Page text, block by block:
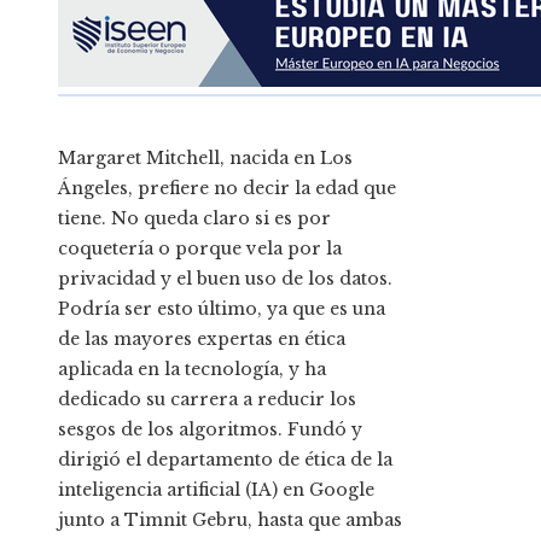
Margaret Mitchell, nacida en Los
Ángeles, prefiere no decir la edad que
tiene. No queda claro si es por
coquetería o porque vela por la
privacidad y el buen uso de los datos.
Podría ser esto último, ya que es una
de las mayores expertas en ética
aplicada en la tecnología, y ha
dedicado su carrera a reducir los
sesgos de los algoritmos. Fundó y
dirigió el departamento de ética de la
inteligencia artificial (IA) en Google
junto a Timnit Gebru, hasta que ambas